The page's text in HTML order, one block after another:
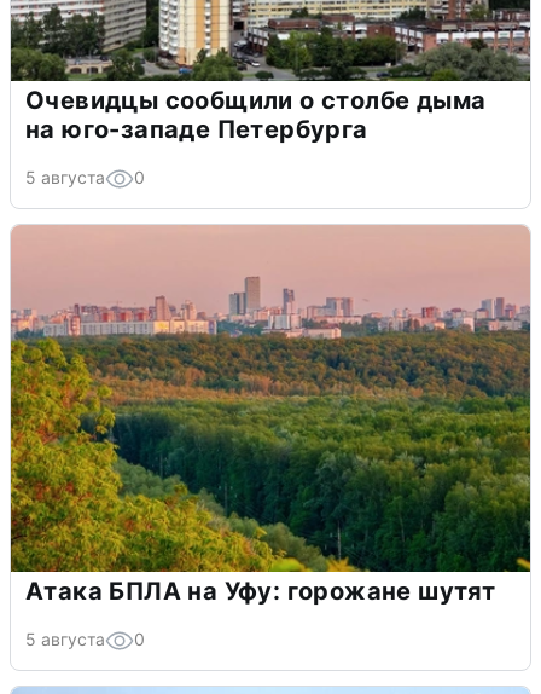
Очевидцы сообщили о столбе дыма
на юго-западе Петербурга
5 августа 0
Атака БПЛА на Уфу: горожане шутят
5 августа 0